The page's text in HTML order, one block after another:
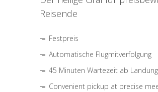
Reisende
Festpreis
Automatische Flugmitverfolgung
45 Minuten Wartezeit ab Landung
Convenient pickup at precise